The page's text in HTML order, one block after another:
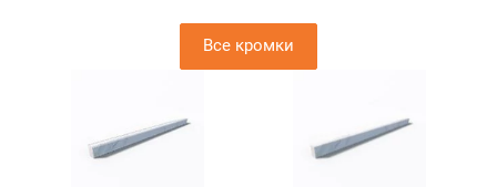
Все кромки